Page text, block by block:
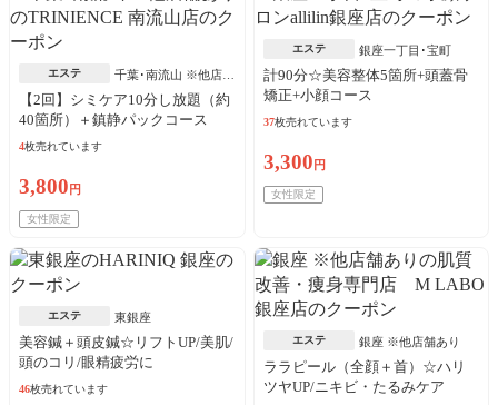
エステ
千葉･南流山 ※他店舗
あり
【2回】シミケア10分し放題（約
40箇所）＋鎮静パックコース
4枚売れています
3,800 円
女性限定
エステ 銀座一丁目･宝町
計90分☆美容整体5箇所+頭蓋骨
矯正+小顔コース
37枚売れています
3,300 円
女性限定
エステ 東銀座
美容鍼＋頭皮鍼☆リフトUP/美肌/
頭のコリ/眼精疲労に
46枚売れています
エステ 銀座 ※他店舗あり
ララピール（全顔＋首）☆ハリ
ツヤUP/ニキビ・たるみケア